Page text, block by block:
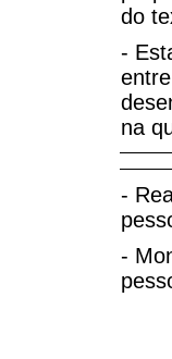
do
-
na
-
-